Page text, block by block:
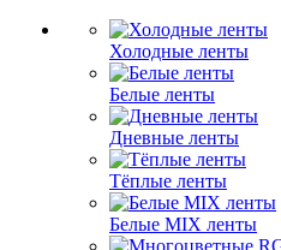
Холодные ленты
Белые ленты
Дневные ленты
Тёплые ленты
Белые MIX ленты